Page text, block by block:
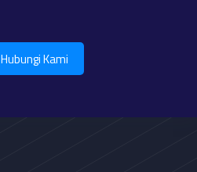
Hubungi Kami